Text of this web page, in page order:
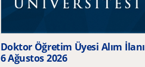
Doktor Öğretim Üyesi Alım İlanı
6 Ağustos 2026